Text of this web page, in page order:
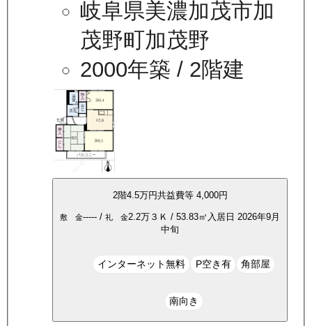
岐阜県美濃加茂市加
茂野町加茂野
2000年築 / 2階建
2階4.5万円共益費等 4,000円
敷 金----- / 礼 金2.2万 ３Ｋ / 53.83㎡ 入居日 2026年9月
中旬
インターネット無料 P空き有 角部屋
南向き